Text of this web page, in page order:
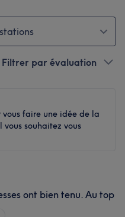
Filtrer par évaluation
faire une idée de la
souhaitez vous
ont bien tenu. Au top